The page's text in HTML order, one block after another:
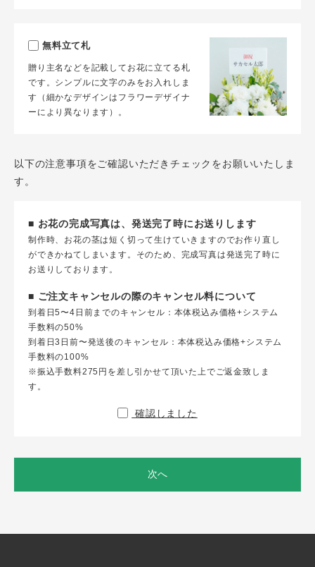
無料立て札
贈り主名などを記載してお花に立てる札
です。シンプルに文字のみをお入れしま
す（細かなデザインはフラワーデザイナ
ーにより異なります）。
以下の注意事項をご確認いただきチェックをお願いいたしま
す。
■ お花の完成写真は、発送完了時にお送りします
制作時、お花の茎は短く切って生けていきますのでお作り直し
ができかねてしまいます。そのため、完成写真は発送完了時に
お送りしております。
■ ご注文キャンセルの際のキャンセル料について
到着日5〜4日前までのキャンセル：本体税込み価格+システム
手数料の50%
到着日3日前〜発送後のキャンセル：本体税込み価格+システム
手数料の100%
※振込手数料275円を差し引かせて頂いた上でご返金致しま
す。
確認しました
次へ